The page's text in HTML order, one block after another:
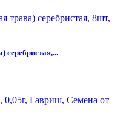
серебристая,...